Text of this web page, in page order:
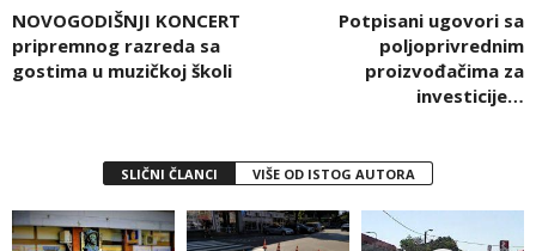
NOVOGODIŠNJI KONCERT
pripremnog razreda sa
gostima u muzičkoj školi
Potpisani ugovori sa
poljoprivrednim
proizvođačima za
investicije…
SLIČNI ČLANCI VIŠE OD ISTOG AUTORA